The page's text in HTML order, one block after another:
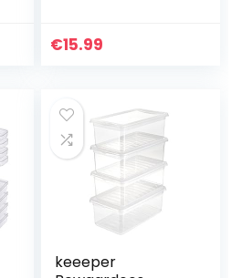
opbergdoos
€15.99
keeeper